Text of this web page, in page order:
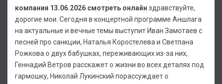
компания 13.06.2026 смотреть онлайн здравствуйте,
дорогие мои. Сегодня в концертной программе Аншлага
на актуальные и вечные темы выступит Иван Замотаев с
песней про санкции, Наталья Коростелева и Светлана
Рожкова о двух бабушках, переживающих из-за них,
Геннадий Ветров расскажет о жизни во всех деталях под
гармошку, Николай Лукинский порассуждает о